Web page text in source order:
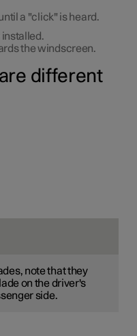
a "click" is heard.
installed.
the windscreen.
different
note that they
on the driver's
side.